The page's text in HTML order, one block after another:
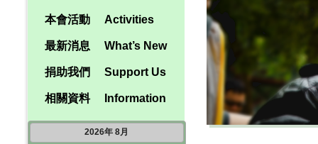
本會活動 Activities
最新消息 What’s New
捐助我們 Support Us
相關資料 Information
2026年 8月